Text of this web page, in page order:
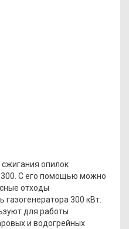
сжигания опилок
С его помощью можно
отходы
300 кВт.
для работы
и водогрейных